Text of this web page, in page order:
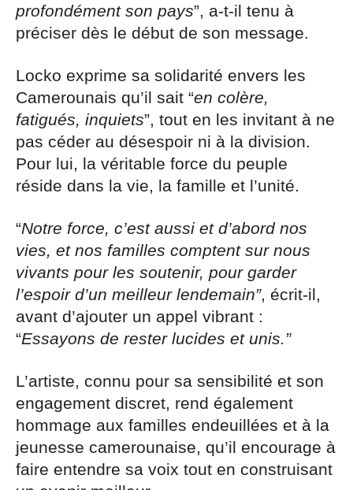
profondément son pays”, a-t-il tenu à
préciser dès le début de son message.
Locko exprime sa solidarité envers les
Camerounais qu’il sait “en colère,
fatigués, inquiets”, tout en les invitant à ne
pas céder au désespoir ni à la division.
Pour lui, la véritable force du peuple
réside dans la vie, la famille et l’unité.
“Notre force, c’est aussi et d’abord nos
vies, et nos familles comptent sur nous
vivants pour les soutenir, pour garder
l’espoir d’un meilleur lendemain”, écrit-il,
avant d’ajouter un appel vibrant :
“Essayons de rester lucides et unis.”
L’artiste, connu pour sa sensibilité et son
engagement discret, rend également
hommage aux familles endeuillées et à la
jeunesse camerounaise, qu’il encourage à
faire entendre sa voix tout en construisant